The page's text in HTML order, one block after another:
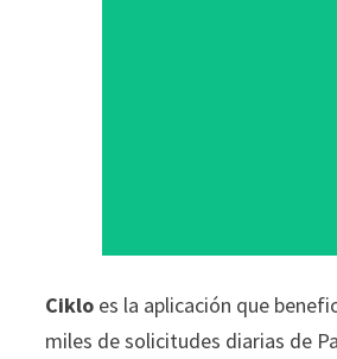
Ciklo es la aplicación que
miles de solicitudes diarias de